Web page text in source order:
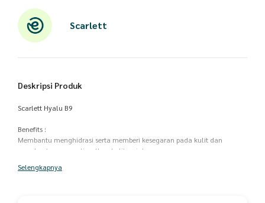
Scarlett
Deskripsi Produk
Scarlett Hyalu B9
Benefits :
Membantu menghidrasi serta memberi kesegaran pada kulit dan
membantu mengoptimalkan kulit wajah.
Cara Pemakaian :
Selengkapnya